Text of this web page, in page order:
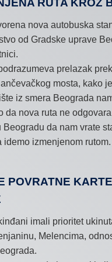
RUTA KROZ
nova autobuska
od Gradske uprave
prelazak
mosta, kako
iz smera Beograda
da nova ruta ne
Beogradu da nam vrate
idemo izmenjenom rutom.
POVRATNE
imali prioritet
Melencima,